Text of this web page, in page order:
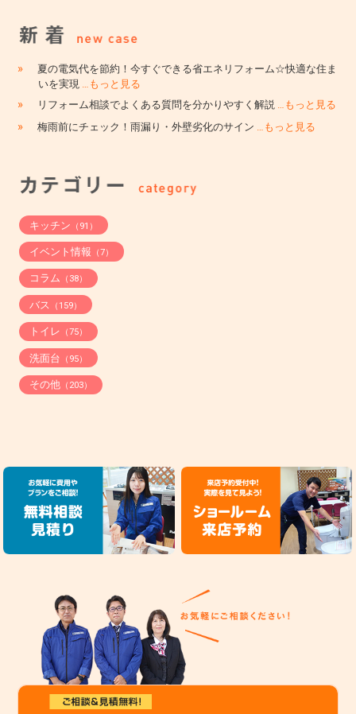
»
夏の電気代を節約！今すぐできる省エネリフォーム☆快適な住ま
いを実現
…もっと見る
» リフォーム相談でよくある質問を分かりやすく解説 …もっと見る
» 梅雨前にチェック！雨漏り・外壁劣化のサイン …もっと見る
キッチン （91）
イベント情報 （7）
コラム （38）
バス （159）
トイレ （75）
洗面台 （95）
その他（203）